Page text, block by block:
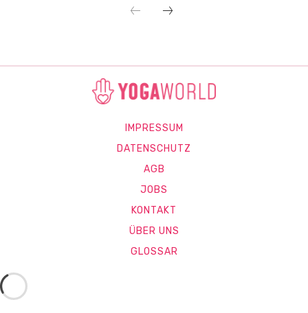
IMPRESSUM
DATENSCHUTZ
AGB
JOBS
KONTAKT
ÜBER UNS
GLOSSAR